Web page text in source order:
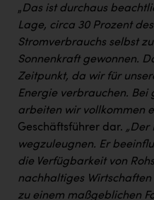
„Das ist durchaus
Lage, circa 30 Prozent
Stromverbrauchs selbst
Sonnenkraft gewonnen.
Zeitpunkt, da wir für
Energie verbrauchen. Bei
arbeiten wir vollkommen
Geschäftsführer dar. „Der
wegzuleugnen. Er
die Verfügbarkeit von
nachhaltiges
zu einem maßgeblichen